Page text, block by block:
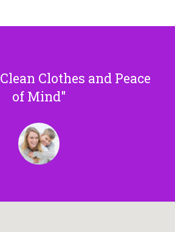
Clothes and Peace
of Mind